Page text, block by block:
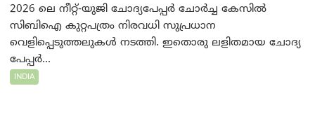
2026 ലെ നീറ്റ്-യുജി ചോദ്യപേപ്പർ ചോർച്ച കേസിൽ
സിബിഐ കുറ്റപത്രം നിരവധി സുപ്രധാന
വെളിപ്പെടുത്തലുകൾ നടത്തി. ഇതൊരു ലളിതമായ ചോദ്യ
പേപ്പർ...
INDIA